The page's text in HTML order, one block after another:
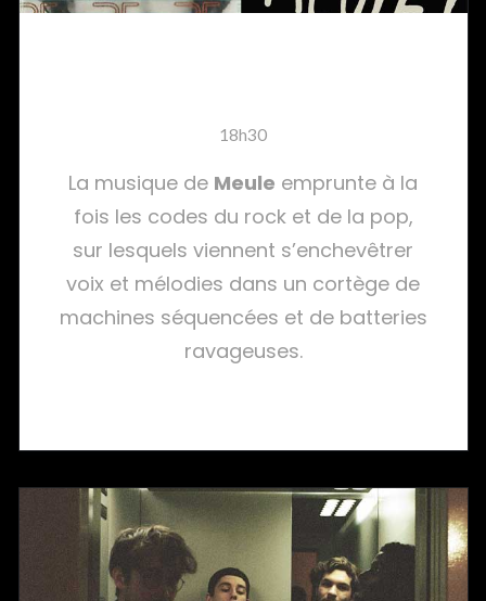
18h30
La musique de Meule emprunte à la
fois les codes du rock et de la pop,
sur lesquels viennent s’enchevêtrer
voix et mélodies dans un cortège de
machines séquencées et de batteries
ravageuses.